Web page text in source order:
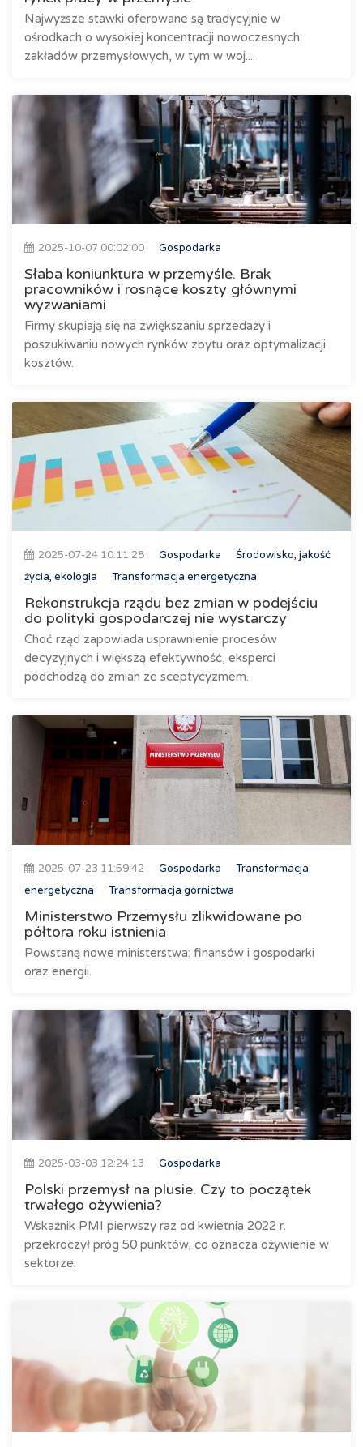
Najwyższe stawki oferowane są tradycyjnie w
ośrodkach o wysokiej koncentracji nowoczesnych
zakładów przemysłowych, w tym w woj....
2025-10-07 00:02:00 Gospodarka
Słaba koniunktura w przemyśle. Brak
pracowników i rosnące koszty głównymi
wyzwaniami
Firmy skupiają się na zwiększaniu sprzedaży i
poszukiwaniu nowych rynków zbytu oraz optymalizacji
kosztów.
2025-07-24 10:11:28 Gospodarka
Środowisko, jakość
życia, ekologia
Transformacja energetyczna
Rekonstrukcja rządu bez zmian w podejściu
do polityki gospodarczej nie wystarczy
Choć rząd zapowiada usprawnienie procesów
decyzyjnych i większą efektywność, eksperci
podchodzą do zmian ze sceptycyzmem.
2025-07-23 11:59:42 Gospodarka
Transformacja
energetyczna
Transformacja górnictwa
Ministerstwo Przemysłu zlikwidowane po
półtora roku istnienia
Powstaną nowe ministerstwa: finansów i gospodarki
oraz energii.
2025-03-03 12:24:13 Gospodarka
Polski przemysł na plusie. Czy to początek
trwałego ożywienia?
Wskaźnik PMI pierwszy raz od kwietnia 2022 r.
przekroczył próg 50 punktów, co oznacza ożywienie w
sektorze.